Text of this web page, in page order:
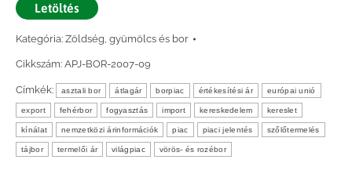
Letöltés
Kategória: Zöldség, gyümölcs és bor
Cikkszám: APJ-BOR-2007-09
Címkék: asztali bor átlagár borpiac értékesítési ár európai unió
export fehérbor fogyasztás import kereskedelem kereslet
kínálat nemzetközi árinformációk piac piaci jelentés szőlőtermelés
tájbor termelői ár világpiac vörös- és rozébor